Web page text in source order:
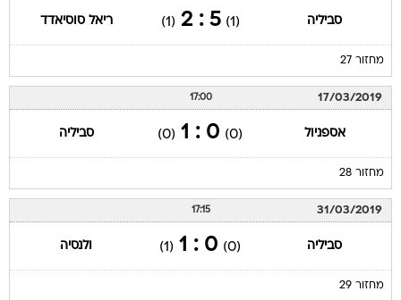
סביליה (1)
5 : 2
(1) ריאל סוסיאדד
מחזור 27
17/03/2019
17:00
אספניול (0)
0 : 1
(0) סביליה
מחזור 28
31/03/2019
17:15
סביליה (0)
0 : 1
(1) ולנסיה
מחזור 29